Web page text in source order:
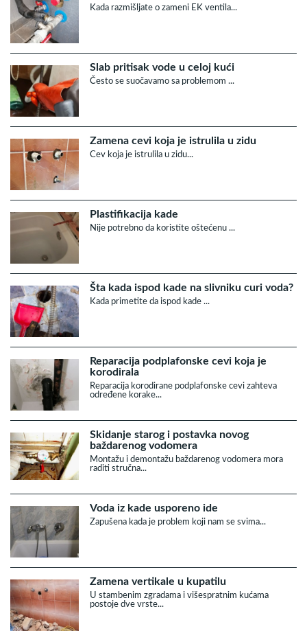
Kada razmišljate o zameni EK ventila...
Slab pritisak vode u celoj kući
Često se suočavamo sa problemom ...
Zamena cevi koja je istrulila u zidu
Cev koja je istrulila u zidu...
Plastifikacija kade
Nije potrebno da koristite oštećenu ...
Šta kada ispod kade na slivniku curi voda?
Kada primetite da ispod kade ...
Reparacija podplafonske cevi koja je
korodirala
Reparacija korodirane podplafonske cevi zahteva
određene korake...
Skidanje starog i postavka novog
baždarenog vodomera
Montažu i demontažu baždarenog vodomera mora
raditi stručna...
Voda iz kade usporeno ide
Zapušena kada je problem koji nam se svima...
Zamena vertikale u kupatilu
U stambenim zgradama i višespratnim kućama
postoje dve vrste...